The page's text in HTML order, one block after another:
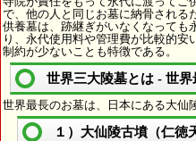
で、他の人と同じお墓に納骨される
供養墓は、跡継ぎがいなくなっても
り、永代使用料や管理費が比較的
制約が少ないことも特徴である。
世界三大陵墓とは - 世
世界最長のお墓は、日本にある大仙
１）大仙陵古墳（仁徳